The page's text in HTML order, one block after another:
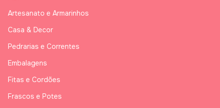
Artesanato e Armarinhos
Casa & Decor
Pedrarias e Correntes
Embalagens
Fitas e Cordões
Frascos e Potes